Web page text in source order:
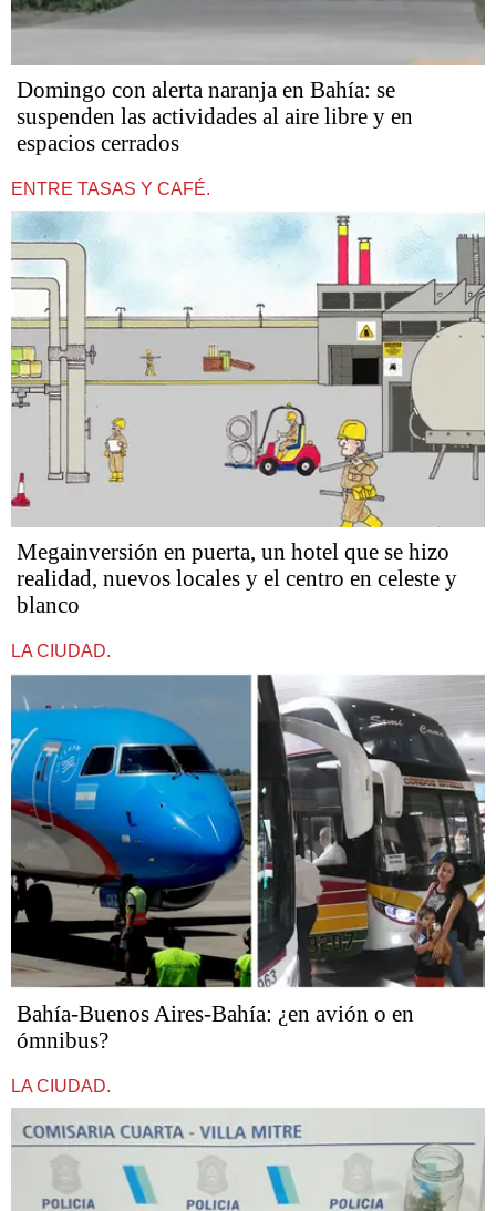
Domingo con alerta naranja en Bahía: se
suspenden las actividades al aire libre y en
espacios cerrados
ENTRE TASAS Y CAFÉ.
Megainversión en puerta, un hotel que se hizo
realidad, nuevos locales y el centro en celeste y
blanco
LA CIUDAD.
Bahía-Buenos Aires-Bahía: ¿en avión o en
ómnibus?
LA CIUDAD.